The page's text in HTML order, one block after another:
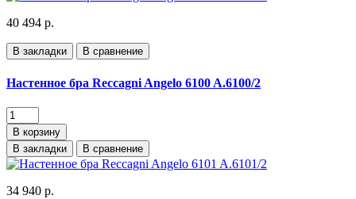
40 494 р.
В закладки В сравнение
Настенное бра Reccagni Angelo 6100 A.6100/2
В корзину
В закладки
В сравнение
34 940 р.